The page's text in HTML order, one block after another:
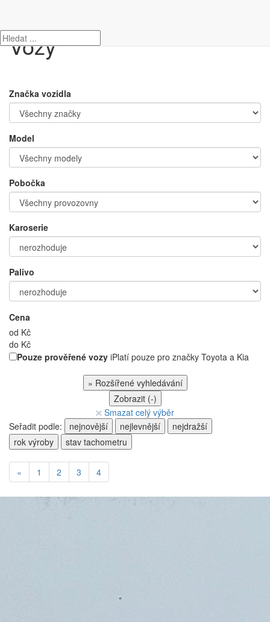
Vozy
Značka vozidla
Model
Pobočka
Karoserie
Palivo
Cena
od Kč
do Kč
Pouze prověřené vozy iPlatí pouze pro značky Toyota a Kia
» Rozšířené vyhledávání
Zobrazit (-)
Smazat celý výběr
Seřadit podle:
nejnovější nejlevnější
nejdražší
rok výroby
stav tachometru
« 1 2 3 4